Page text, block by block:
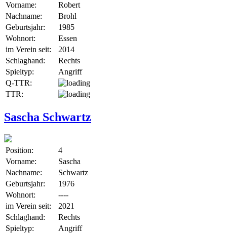
Vorname:
Robert
Nachname:
Brohl
Geburtsjahr:
1985
Wohnort:
Essen
im Verein seit:
2014
Schlaghand:
Rechts
Spieltyp:
Angriff
Q-TTR:
TTR:
Sascha Schwartz
Position:
4
Vorname:
Sascha
Nachname:
Schwartz
Geburtsjahr:
1976
Wohnort:
----
im Verein seit:
2021
Schlaghand:
Rechts
Spieltyp:
Angriff